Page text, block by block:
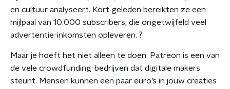
en cultuur analyseert. Kort geleden bereikten ze een
mijlpaal van 10.000 subscribers, die ongetwijfeld veel
advertentie-inkomsten opleveren. ?
Maar je hoeft het niet alleen te doen. Patreon is een van
de vele crowdfunding-bedrijven dat digitale makers
steunt. Mensen kunnen een paar euro’s in jouw creaties